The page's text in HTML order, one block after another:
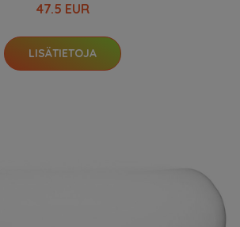
47.5 EUR
LISÄTIETOJA